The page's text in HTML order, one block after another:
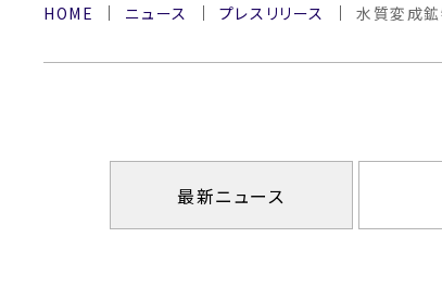
HOME ニュース プレスリリース 水質変成
最新ニュース